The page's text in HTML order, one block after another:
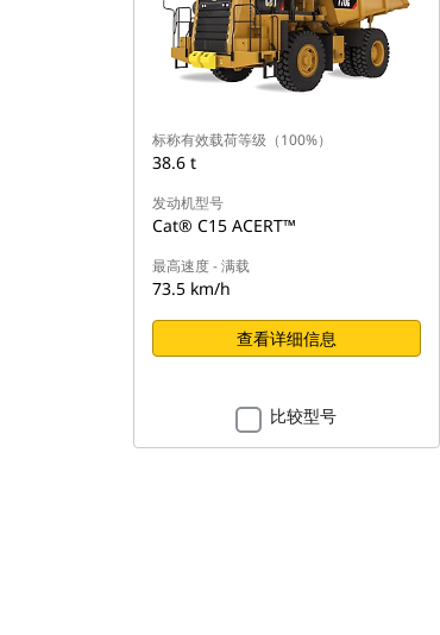
标称有效载荷等级（100%）
38.6 t
发动机型号
Cat® C15 ACERT™
最高速度 - 满载
73.5 km/h
查看详细信息
比较型号